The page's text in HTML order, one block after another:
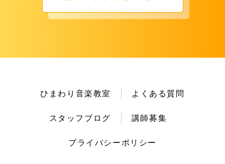
ひまわり音楽教室 よくある質問
スタッフブログ 講師募集
プライバシーポリシー